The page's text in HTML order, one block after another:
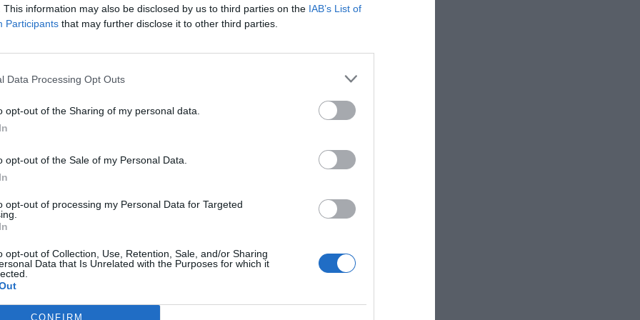
This information may also be disclosed by us to third parties on the IAB’s List of
Participants that may further disclose it to other third parties.
Data Processing Opt Outs
opt-out of the Sharing of my personal data.
opt-out of the Sale of my Personal Data.
opt-out of processing my Personal Data for Targeted
opt-out of Collection, Use, Retention, Sale, and/or Sharing
Data that Is Unrelated with the Purposes for which it
CONFIRM
la intensa actividad desde nuestros
el momento de inspirar, espirar y coger el
jornada. Al menos, en ese
conscientes de todo lo que estamos
ello. Porque una vez más estamos
farmacéutica, la responsabilidad con la
capacidad de coordinarnos en beneficio
dicho: la red de farmacias organizada tiene
población.
etcétera, sólo puedo acabar con un
Gracias, farmacéuticos. Es una satisfacción
recurso sanitario más en una crisis como
no decaigamos, ni colectiva ni